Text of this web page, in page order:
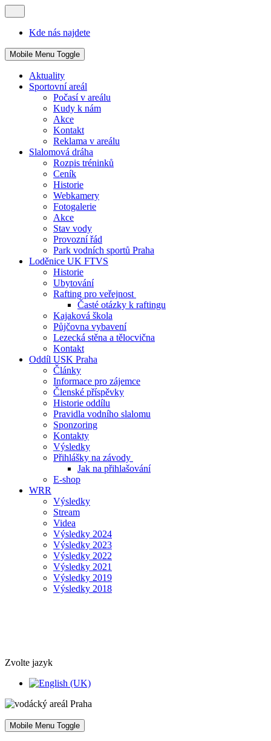
Kde nás najdete
Mobile Menu Toggle
Aktuality
Sportovní areál
Počasí v areálu
Kudy k nám
Akce
Kontakt
Reklama v areálu
Slalomová dráha
Rozpis tréninků
Ceník
Historie
Webkamery
Fotogalerie
Akce
Stav vody
Provozní řád
Park vodních sportů Praha
Loděnice UK FTVS
Historie
Ubytování
Rafting pro veřejnost
Časté otázky k raftingu
Kajaková škola
Půjčovna vybavení
Lezecká stěna a tělocvična
Kontakt
Oddíl USK Praha
Články
Informace pro zájemce
Členské příspěvky
Historie oddílu
Pravidla vodního slalomu
Sponzoring
Kontakty
Výsledky
Přihlášky na závody
Jak na přihlašování
E-shop
WRR
Výsledky
Stream
Videa
Výsledky 2024
Výsledky 2023
Výsledky 2022
Výsledky 2021
Výsledky 2019
Výsledky 2018
Zvolte jazyk
Mobile Menu Toggle